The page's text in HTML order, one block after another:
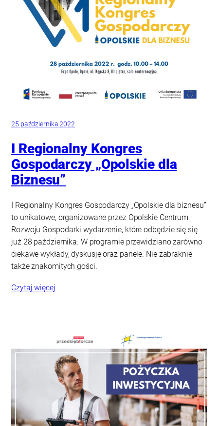
25 października 2022
I Regionalny Kongres
Gospodarczy „Opolskie dla
Biznesu”
I Regionalny Kongres Gospodarczy „Opolskie dla biznesu”
to unikatowe, organizowane przez Opolskie Centrum
Rozwoju Gospodarki wydarzenie, które odbędzie się się
już 28 października. W programie przewidziano zarówno
ciekawe wykłady, dyskusje oraz panele. Nie zabraknie
także znakomitych gości.
Czytaj więcej